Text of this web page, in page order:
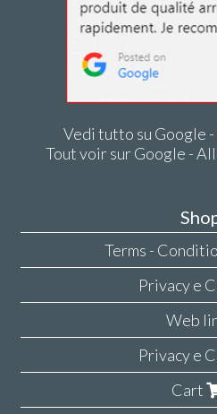
Vedi tutto su Google -
Tout voir sur Google -
Terms -
Privacy e
Web
Privacy e
Cart